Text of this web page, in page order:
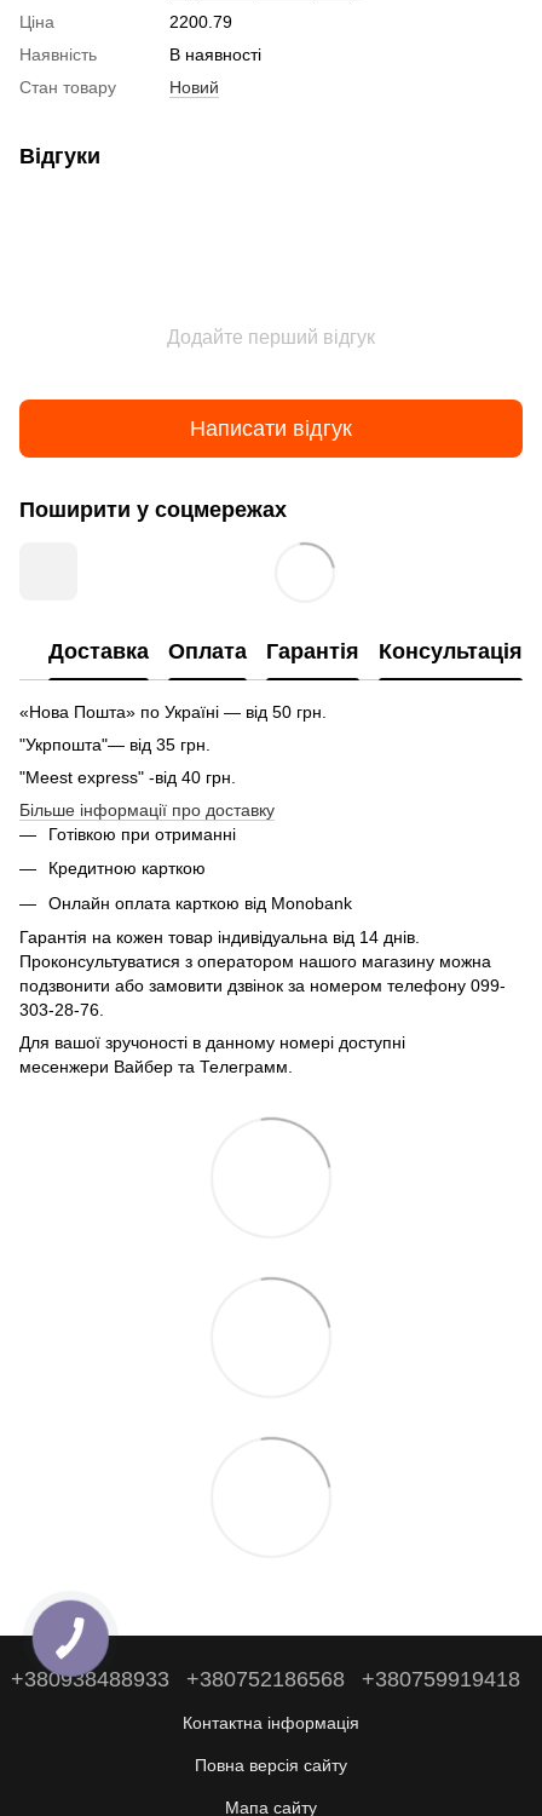
Ціна
2200.79
Наявність
В наявності
Стан товару
Новий
Відгуки
Додайте перший відгук
Написати відгук
Поширити у соцмережах
Доставка Оплата Гарантія Консультація
«Нова Пошта» по Україні — від 50 грн.
"Укрпошта"— від 35 грн.
"Meest express" -від 40 грн.
Більше інформації про доставку
Готівкою при отриманні
Кредитною карткою
Онлайн оплата карткою від Monobank
Гарантія на кожен товар індивідуальна від 14 днів.
Проконсультуватися з оператором нашого магазину можна
подзвонити або замовити дзвінок за номером телефону 099-
303-28-76.
Для вашої зручоності в данному номері доступні
месенжери Вайбер та Телеграмм.
+380938488933 +380752186568 +380759919418
Контактна інформація
Повна версія сайту
Мапа сайту